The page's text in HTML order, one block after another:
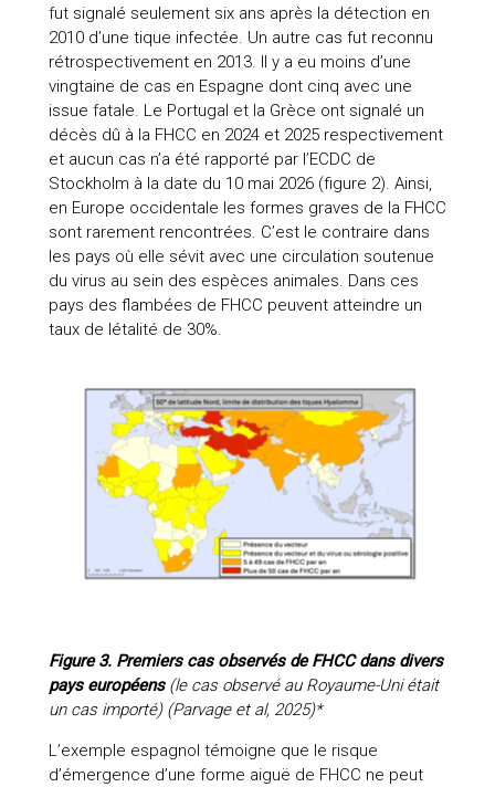
fut signalé seulement six ans après la détection en
2010 d’une tique infectée. Un autre cas fut reconnu
rétrospectivement en 2013. Il y a eu moins d’une
vingtaine de cas en Espagne dont cinq avec une
issue fatale. Le Portugal et la Grèce ont signalé un
décès dû à la FHCC en 2024 et 2025 respectivement
et aucun cas n’a été rapporté par l’ECDC de
Stockholm à la date du 10 mai 2026 (figure 2). Ainsi,
en Europe occidentale les formes graves de la FHCC
sont rarement rencontrées. C’est le contraire dans
les pays où elle sévit avec une circulation soutenue
du virus au sein des espèces animales. Dans ces
pays des flambées de FHCC peuvent atteindre un
taux de létalité de 30%.
Figure 3. Premiers cas observés de FHCC dans divers
pays européens(le cas observé au Royaume-Uni était
un cas importé) (Parvage et al, 2025)*
L’exemple espagnol témoigne que le risque
d’émergence d’une forme aiguë de FHCC ne peut